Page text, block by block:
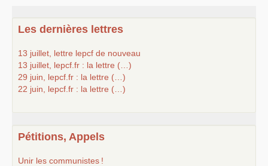
Les dernières lettres
13 juillet, lettre lepcf de nouveau
13 juillet, lepcf.fr : la lettre (…)
29 juin, lepcf.fr : la lettre (…)
22 juin, lepcf.fr : la lettre (…)
Pétitions, Appels
Unir les communistes !